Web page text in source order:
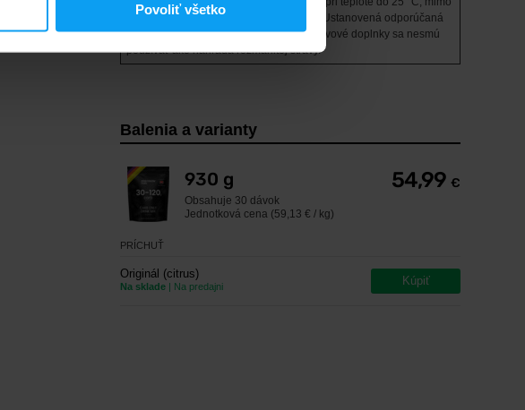
Povoliť všetko
dosahu malých detí. Nevhodné pre deti. Ustanovená odporúčaná
denná dávka sa nesmie presiahnuť. Výživové doplnky sa nesmú
používať ako náhrada rozmanitej stravy.
Balenia a varianty
930 g
Obsahuje 30 dávok
Jednotková cena (59,13 € / kg)
54,99 €
PRÍCHUŤ
Originál (citrus)
Na sklade | Na predajni Kúpiť